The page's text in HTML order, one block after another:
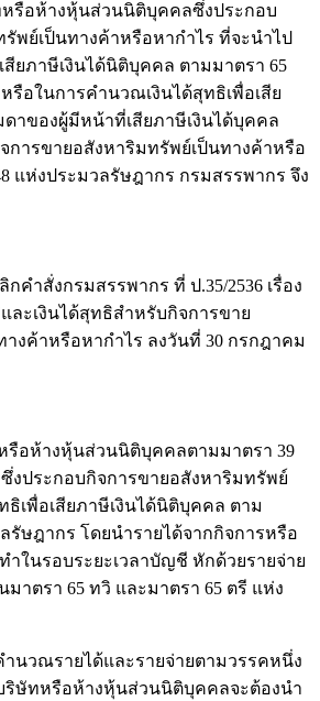
รือห้างหุ้นส่วนนิติบุคคลซึ่งประกอบ
พย์เป็นทางค้าหรือหากำไร ที่จะนำไป
ยภาษีเงินได้นิติบุคคล ตามมาตรา 65
รือในการคำนวณเงินได้สุทธิเพื่อเสีย
าของผู้มีหน้าที่เสียภาษีเงินได้บุคคล
การขายอสังหาริมทรัพย์เป็นทางค้าหรือ
แห่งประมวลรัษฎากร กรมสรรพากร จึง
กคำสั่งกรมสรรพากร ที่ ป.35/2536 เรื่อง
ะเงินได้สุทธิสำหรับกิจการขาย
งค้าหรือหากำไร ลงวันที่ 30 กรกฎาคม
รือห้างหุ้นส่วนนิติบุคคลตามมาตรา 39
งประกอบกิจการขายอสังหาริมทรัพย์
เพื่อเสียภาษีเงินได้นิติบุคคล ตาม
รัษฎากร โดยนำรายได้จากกิจการหรือ
ำในรอบระยะเวลาบัญชี หักด้วยรายจ่าย
มาตรา 65 ทวิ และมาตรา 65 ตรี แห่ง
ได้และรายจ่ายตามวรรคหนึ่ง
ษัทหรือห้างหุ้นส่วนนิติบุคคลจะต้องนำ